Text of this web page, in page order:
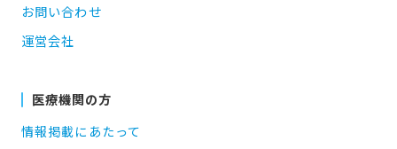
お問い合わせ
運営会社
医療機関の方
情報掲載にあたって